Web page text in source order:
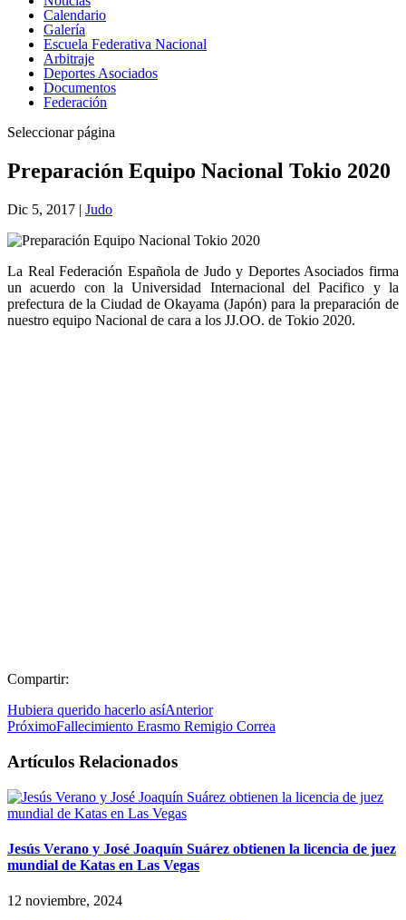
Calendario
Galería
Escuela Federativa Nacional
Arbitraje
Deportes Asociados
Documentos
Federación
Seleccionar página
Preparación Equipo Nacional Tokio 2020
Dic 5, 2017 | Judo
La Real Federación Española de Judo y Deportes Asociados firma
un acuerdo con la Universidad Internacional del Pacifico y la
prefectura de la Ciudad de Okayama (Japón) para la preparación de
nuestro equipo Nacional de cara a los JJ.OO. de Tokio 2020.
Compartir:
Hubiera querido hacerlo asíAnterior
PróximoFallecimiento Erasmo Remigio Correa
Artículos Relacionados
Jesús Verano y José Joaquín Suárez obtienen la licencia de juez
mundial de Katas en Las Vegas
12 noviembre, 2024